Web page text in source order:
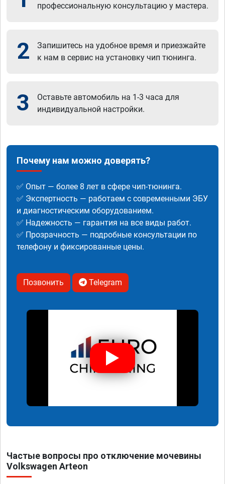
профессиональную консультацию у мастера.
2
Запишитесь на удобное время и приезжайте
к нам в сервис на установку чип тюнинга.
3
Оставьте автомобиль на 1-3 часа для
индивидуальной настройки.
Почему нам можно доверять?
✅ Опыт — более 8 лет в сфере чип-тюнинга.
✅ Экспертность — работаем с современными ЭБУ
и диагностическим оборудованием.
✅ Надежность — гарантия на все виды работ.
✅ Прозрачность — подробные консультации по
телефону и фиксированные цены.
Позвонить Telegram
Частые вопросы про отключение мочевины
Volkswagen Arteon